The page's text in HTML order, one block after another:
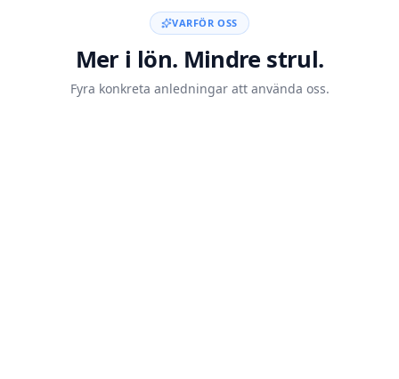
VARFÖR OSS
Mer i lön. Mindre strul.
Fyra konkreta anledningar att använda oss.